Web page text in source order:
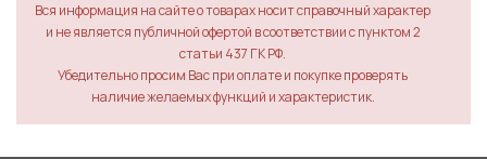
Вся информация на сайте о товарах носит справочный характер
и не является публичной офертой в соответствии с пунктом 2
статьи 437 ГК РФ.
Убедительно просим Вас при оплате и покупке проверять
наличие желаемых функций и характеристик.